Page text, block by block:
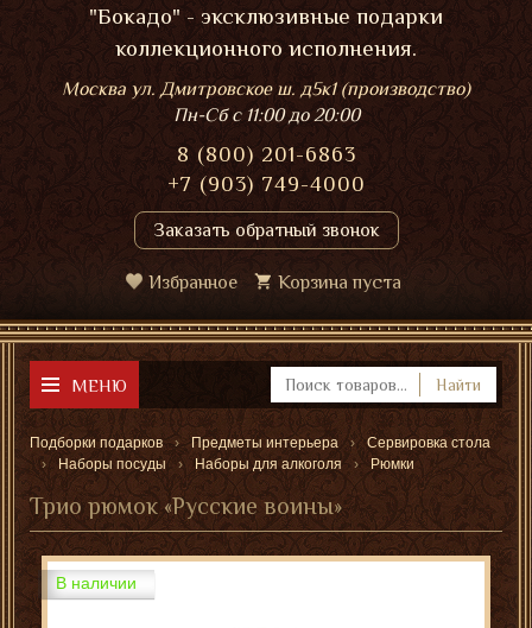
"Бокадо" - эксклюзивные подарки
коллекционного исполнения.
Москва ул. Дмитровское ш. д5к1 (производство)
Пн-Сбс 11:00 до 20:00
8 (800) 201-6863
+7 (903) 749-4000
Заказать обратный звонок
Избранное Корзина пуста
МЕНЮ Найти
Подборки подарков Предметы интерьера
Сервировка стола
Наборы посуды
Наборы для алкоголя Рюмки
Трио рюмок «Русские воины»
В наличии